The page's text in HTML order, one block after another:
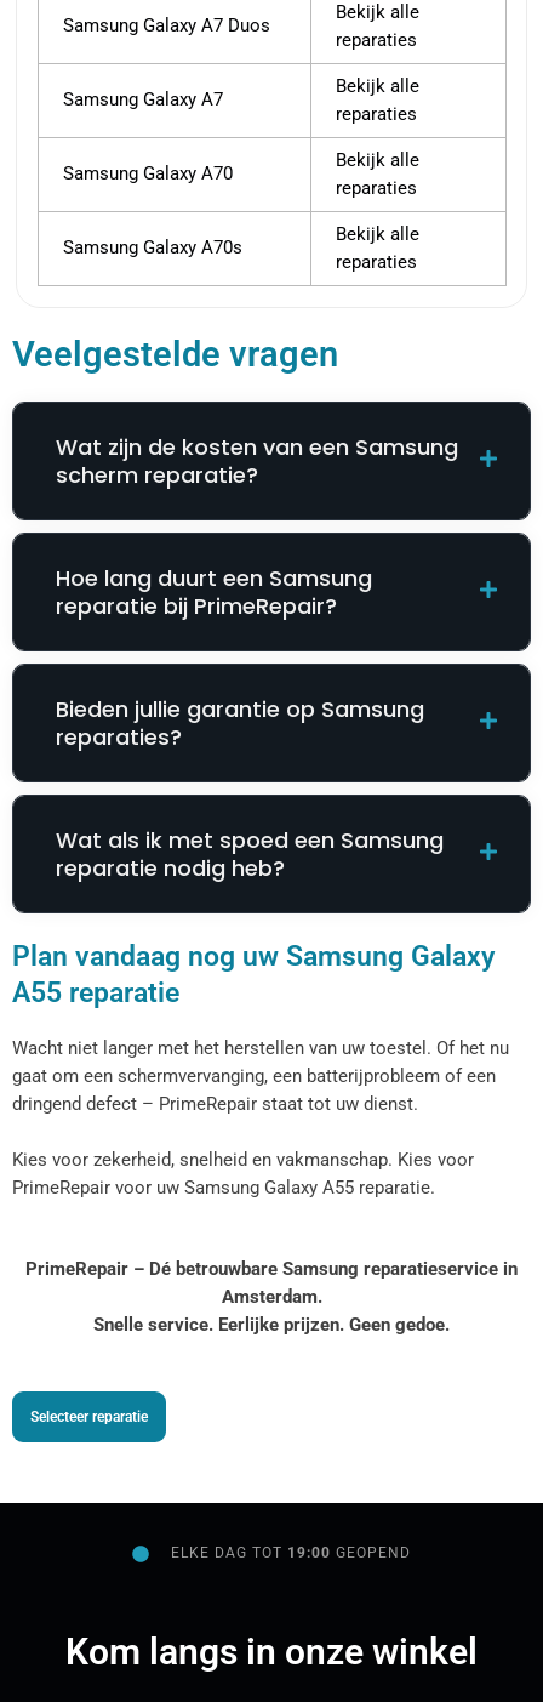
Samsung Galaxy A7 Duos
Bekijk alle
reparaties
Samsung Galaxy A7
Bekijk alle
reparaties
Samsung Galaxy A70
Bekijk alle
reparaties
Samsung Galaxy A70s
Bekijk alle
reparaties
Veelgestelde vragen
Wat zijn de kosten van een Samsung
scherm reparatie?
Hoe lang duurt een Samsung
reparatie bij PrimeRepair?
Bieden jullie garantie op Samsung
reparaties?
Wat als ik met spoed een Samsung
reparatie nodig heb?
Plan vandaag nog uw Samsung Galaxy
A55 reparatie
Wacht niet langer met het herstellen van uw toestel. Of het nu
gaat om een schermvervanging, een batterijprobleem of een
dringend defect – PrimeRepair staat tot uw dienst.
Kies voor zekerheid, snelheid en vakmanschap. Kies voor
PrimeRepair voor uw Samsung Galaxy A55 reparatie.
PrimeRepair – Dé betrouwbare Samsung reparatieservice in
Amsterdam.
Snelle service. Eerlijke prijzen. Geen gedoe.
Selecteer reparatie
ELKE DAG TOT 19:00GEOPEND
Kom langs in onze winkel